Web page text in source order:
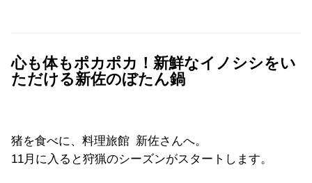
心も体もポカポカ！新鮮なイノシシをい
ただける新佐のぼたん鍋
猪を食べに、料理旅館 新佐さんへ。
11月に入ると狩猟のシーズンがスタートします。